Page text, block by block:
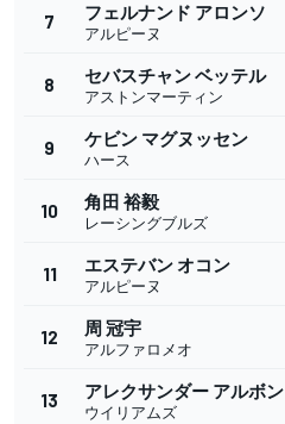
7 フェルナンド アロンソ
アルピーヌ
8 セバスチャン ベッテル
アストンマーティン
9 ケビン マグヌッセン
ハース
10 角田 裕毅
レーシングブルズ
11 エステバン オコン
アルピーヌ
12 周 冠宇
アルファロメオ
13 アレクサンダー アルボン
ウイリアムズ